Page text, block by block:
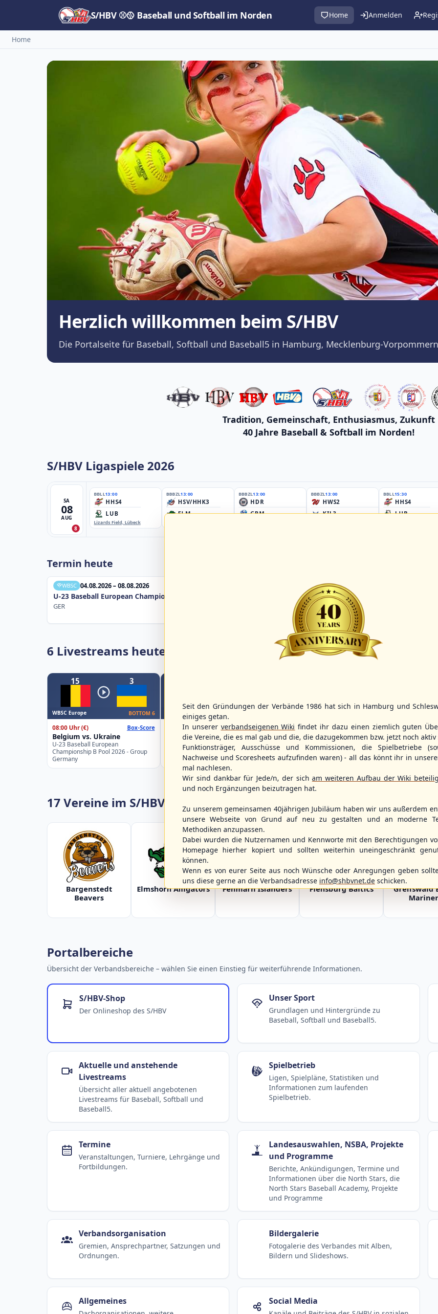
S/HBV ⚾🥎 Baseball und Softball im Norden Home Anmelden
Home
Herzlich willkommen beim S/HBV
Die Portalseite für Baseball, Softball und Baseball5 in Hamburg, Mecklenburg-
Tradition, Gemeinschaft, Enthusiasmus, Zukunft
40 Jahre Baseball & Softball im Norden!
S/HBV Ligaspiele 2026
SA
08
AUG
8
BBLL13:00
HHS4
LUB
Lizards Field, Lübeck
BBBZL13:00
HSV/HHK3
ELM
BBBZL13:00
HDR
GBM
BBBZL13:00
HWS2
KIL3
BBLL15:30
HHS4
LUB
Termin heute
WBSC 04.08.2026 – 08.08.2026
U-23 Baseball European Championship B Pool 2026 - Group Germany
GER
6 Livestreams heute
15 3
WBSC Europe BOTTOM 6
08:00 Uhr(€) Box-Score
Belgium vs. Ukraine
U-23 Baseball European
Championship B Pool 2026 - Group
Germany
WBSC Europe BOTTOM 4
08:00 Uhr(€) Box-Score
Croatia vs. Israel
U-23 Baseball European
Championship B Pool 2026 - Group
WBSC Europe
Slovakia vs. Türkiye
U-23 Baseball European
Championship B Pool 2026 - Group
Spain
WBSC Europe
Denmark vs.
U-23 Baseball
Championship B
Germany
17 Vereine im S/HBV
Bargenstedt
Beavers
Elmshorn Alligators Fehmarn Islanders Flensburg Baltics
Greifswald
Portalbereiche
Übersicht der Verbandsbereiche – wählen Sie einen Einstieg für weiterführende Informationen.
S/HBV-Shop
Der Onlineshop des S/HBV
Unser Sport
Grundlagen und Hintergründe zu
Baseball, Softball und Baseball5.
Aktuelle und anstehende
Livestreams
Übersicht aller aktuell angebotenen
Livestreams für Baseball, Softball und
Baseball5.
Spielbetrieb
Ligen, Spielpläne, Statistiken und
Informationen zum laufenden
Spielbetrieb.
Termine
Veranstaltungen, Turniere, Lehrgänge und
Fortbildungen.
Landesauswahlen, NSBA, Projekte
und Programme
Berichte, Ankündigungen, Termine und
Informationen über die North Stars, die
North Stars Baseball Academy, Projekte
und Programme
Verbandsorganisation
Gremien, Ansprechpartner, Satzungen und
Ordnungen.
Bildergalerie
Fotogalerie des Verbandes mit Alben,
Bildern und Slideshows.
Allgemeines Social Media
Seit den Gründungen der Verbände 1986 hat sich in Hamburg und
einiges getan.
In unserer verbandseigenen Wiki findet ihr dazu einen ziemlich guten
die Vereine, die es mal gab und die, die dazugekommen bzw. jetzt noch aktiv
Funktionsträger, Ausschüsse und Kommissionen, die Spielbetriebe
Nachweise und Scoresheets aufzufinden waren) - all das könnt ihr in
mal nachlesen.
Wir sind dankbar für Jede/n, der sicham weiteren Aufbau der Wiki
und noch Ergänzungen beizutragen hat.
Zu unserem gemeinsamen 40jährigen Jubiläum haben wir uns außerdem
unsere Webseite von Grund auf neu zu gestalten und an moderne
Methodiken anzupassen.
Dabei wurden die Nutzernamen und Kennworte mit den Berechtigungen
Homepage hierher kopiert und sollten weiterhin uneingeschränkt
können.
Wenn es von eurer Seite aus noch Wünsche oder Anregungen geben
uns diese gerne an die Verbandsadresse info@shbvnet.de schicken.